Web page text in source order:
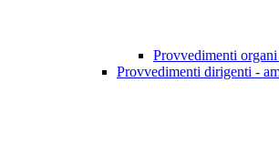
Provvedimenti
Provvedimenti dirigenti -